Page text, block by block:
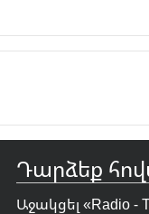
Դարձեք
Աջակցել «Radio